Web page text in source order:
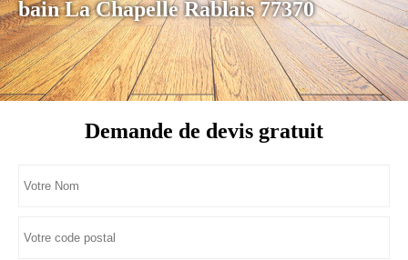
bain La Chapelle Rablais 77370
Demande de devis gratuit